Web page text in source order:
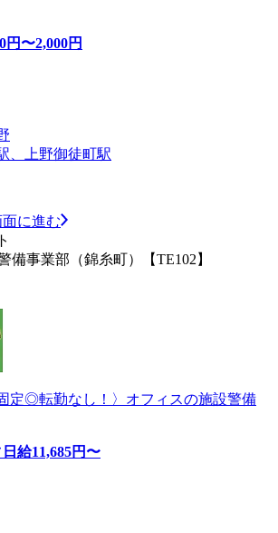
円〜2,000円
、上野御徒町駅
に進む
備事業部（錦糸町）【TE102】
定◎転勤なし！〉オフィスの施設警備
日給11,685円〜